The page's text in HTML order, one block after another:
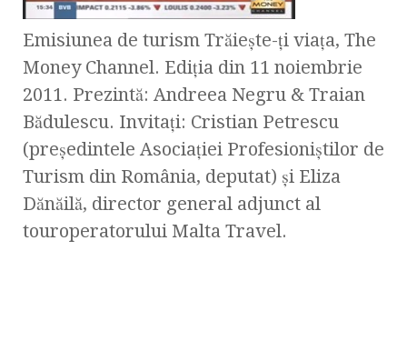
Emisiunea de turism Trăieşte-ţi viaţa, The
Money Channel. Ediţia din 11 noiembrie
2011. Prezintă: Andreea Negru & Traian
Bădulescu. Invitaţi: Cristian Petrescu
(preşedintele Asociaţiei Profesioniştilor de
Turism din România, deputat) şi Eliza
Dănăilă, director general adjunct al
touroperatorului Malta Travel.